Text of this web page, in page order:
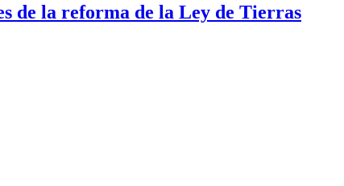
de la reforma de la Ley de Tierras